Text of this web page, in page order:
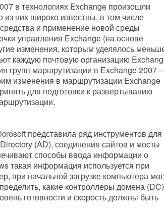
в технологиях Exchange произошли
них широко известны, в том числе
и применение новой среды
управления Exchange (на основе
изменения, которым уделялось
каждую почтовую организацию
групп маршрутизации в Exchange 2007
изменения в маршрутизации Exchange
для подготовки к развертыванию
представила ряд инструментов для
(AD), соединения сайтов и мосты
способы ввода информации о
такая информация используется при
при начальной загрузке компьютера
какие контроллеры домена (DC)
готовности и скорость должны быть